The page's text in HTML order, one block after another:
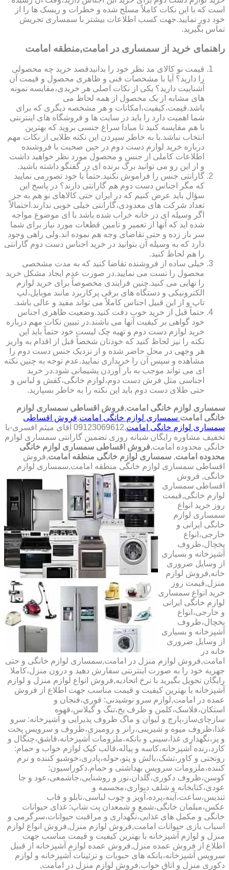
است که با این نکات کاملاً مسلح شده و خطرات و ریسک ها را از
خود دور نمایید.جهت کسب اطلاعات بیشتر با سمساری تجریش
تماس بگیرید.
راهنمای خرید از سمساری در امامت,منطقه امامت
قیمت نو کالای مد نظر خود را بدانیدقصد خرید چه محصولی
را دارید؟ آیا با مشخصات فنی و ظاهری محصول و قیمت آن
آشناییت دارید؟ یکی از نکات اصلی هر خریدی،مقایسه نمونه
های مشابه از یک محصول از همه لحاظ می
باشد.قیمت،کیفیت،امکانات و هر مشخصه دیگری که برای
شما اهمیت دارد را باید در سایت ها و فروشگاه های اینترنتی
با هم مقایسه کنید تا مبادا سراغ جنسی بروید که بهترین
انتخاب نباشد.با به خاطر سپردن این نکته طلایی از نکات مهم
درباره خرید لوازم دست دوم در حین صحبت با فروشنده
اطلاعات کاملی از جنس و محصول مورد نظر خواهید داشت
و از این رو می توانید برگ برنده ای در گفتگو داشته باشید.
گارانتی جنس را فراموش نکنید.حتماً با خود تصورمی نمایید
که مگر اجناس دست دوم هم گارانتی دارند؟ در پاسخ این
سؤال باید عرض کنیم که در ایران حتی کالاهای نو هم به جز
تعداد شرکت های معدودی،گارانتی خیلی خوبی ندارند.احتمالاً
اگر وسیله ای در خانه خراب شده باشد با ای موضوع مواجه
شده اید که آنها از تعمیر و تامین قطعات مورد نیاز برای شما
سر باز زده و حتی تقاضای وجه هم نموده اند.ولی راهی وجود
دارد که به وسیله آن بتوانید در خرید اجناس دست دوم گارانتی
را هم لحاظ کنید.
خیلی ساده از فروشنده تقاضا کنید که به مدت مشخصی
محصول را تست می نمایید.در صورت عدم ایجاد مشکل خرید
را نهایی می کنید.چنین فرایندی مخصوصاً برای خرید لوازم
الکترونیکی و دستگاه های برقی پرکاربرد مانند موبایل،لپ
تاپ و از این قبیل اجناس کاملاً می تواند مفید و عالی باشد.
حتماً قبل از خرید خوب دقت کنید.وضعیت ظاهری اجناس
خود گواهی بر کیفیت آنها می باشند.در تبیین نکات مهم درباره
خرید لوازم دست دوم و تهیه چک لیست خود حتماً باید این
نکته را نیز لحاظ کنید که خودتان شخصاً قبل از اقدام به واریز
هر وجهی در محل حاضر شده و از نزدیک جنس دست دوم را
مشاهده و سپس آن را خریداری نمایید.عدم توجه به چنین نکته
ای می تواند موجب به بار آوردن پشیمانی شود.در خرید
اجناسی مثل فرش دست دوم،لوازم خانگی،کفش و لباس و
حتی طلای دست دوم باید این نکته را به خاطر بسپارید.
سمساری لوازم خانگی امامت,فروش اقساطی سمساری لوازم
خانگی امامت سمساری لوازم خانگی امامت,فروش اقساطی
سمساری لوازم خانگی امامت
,09123069612 آقای میثم افسری-با
تخفیف مشاوره رایگان شبانه روزی تضمین گارانتی سمساری لوازم
خانگی محدوده امامت,فروش اقساطی سمساری لوازم خانگی
محدوده امامت, سمساری لوازم خانگی منطقه امامت,فروش
اقساطی سمساری لوازم خانگی منطقه امامت,سمساری لوازم
خانگی, فروش
اقساطی سمساری
لوازم خانگی,قیمت
روز خرید انواع
سمساری لوازم
خانگی ایرانی و
خارجی،انواع
یخچال،ظروف
آشپزخانه و بسیاری
از وسایل ضروری
خانه,فروش لوازم
منزل,قیمت روز
خرید انواع سمساری
لوازم خانگی ایرانی
و خارجی،انواع
یخچال،ظروف
آشپزخانه و بسیاری
از وسایل ضروری
خانه در
امامت,فروش لوازم منزل در امامت,سمساری لوازم خانگی و حتی
جهزیه خود را به صورت اینترنتی سفارش دهید و درون منزل،کاملا
رایگان تحویل بگیرید با نرخ اتحادیه,فروش انواع لوازم منزل و لوازم
آشپزخانه با بهترین کیفیت و قیمت مناسب جهت اطلاع از فروش
عمده در امامت,لوازم سرو نوشیدنی: قوری،فنجان و
استکان،فلاسک،کلمن و ظرف یخ،تنگ و گیلاس،قهوه
سازچای‌ساز،پارچ و لیوان و ماگ ظروف پذیرایی و آشپزخانه: سرو
غذا،ظروف میوه و شیرینی،رانر و رومیزی،ظروف و سرویس پخت
و پز،نگهداری غذا،سینی و بانکه،ملزومات آشپزخانه،قاشق،چنگال و
کارد،رنده آشپزخانه،کاسه و پیاله،قالب کیک لوازم خواب و حمام:
روتختی و کاور،تشک،بالش و پتو،حوله،پادری،خوشبو کننده و نرم
کننده،ملزومات سرویس بهداشتی و حمام.دکوراسیون:
کوسن،ظروف دکوری،گلدان،نور و روشنایی،جاشمعی،عود و جا
عودی،کتابخانه و شلف دیواری،مجسمه و
تندیس،ساعت،آینه،پرده،آویز و چوب لباسی،تابلو و قاب
عکس،مبلمان خانگی،شمع و شمعدان پت شاپ: غذای حیوانات
خانگی و مکمل های غذایی،نگهداری و مراقبت حیوانات،سرگرمی و
اسباب بازی حیوانات امامت,فروش لوازم منزل,فروش انواع لوازم
منزل و لوازم آشپزخانه با بهترین کیفیت و قیمت مناسب جهت
اطلاع از فروش عمده منزل,فروش عمده لوازم آشپزخانه از قبیل
سرویس آشپزخانه،بانکه های حبوبات و تزئینات آشپزخانه و لوازم
دکوری منزل و اتاق خواب,فروش لوازم منزل در امامت,